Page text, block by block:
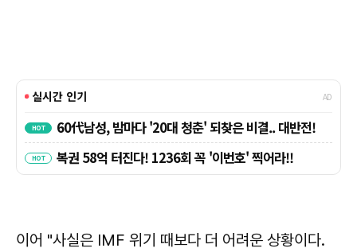
이어 "사실은 IMF 위기 때보다 더 어려운 상황이다.